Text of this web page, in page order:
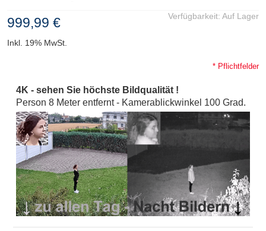
Verfügbarkeit: Auf Lager
999,99 €
Inkl. 19% MwSt.
4K - sehen Sie höchste Bildqualität !
Person 8 Meter entfernt - Kamerablickwinkel 100 Grad.
* Pflichtfelder